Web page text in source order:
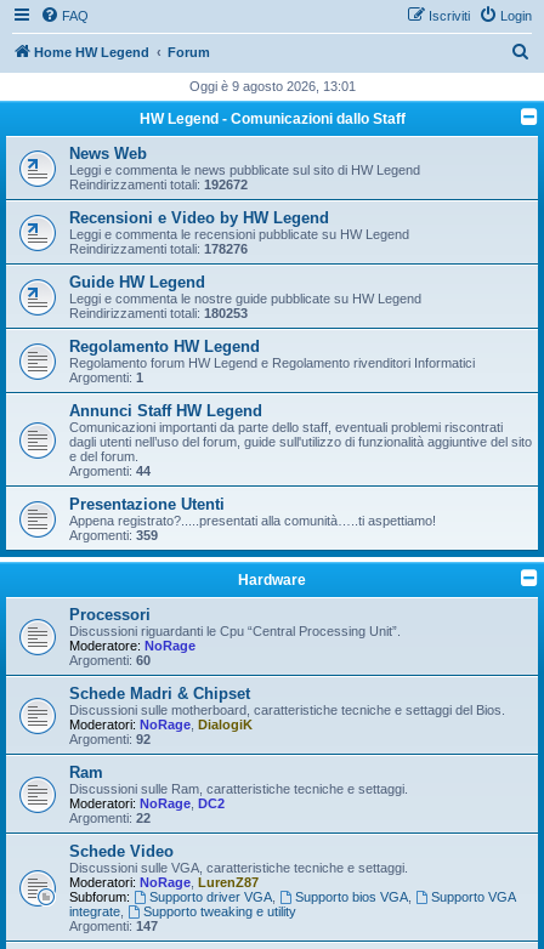
FAQ Login
Iscriviti
Home HW Legend Forum
r
c
Oggi è 9 agosto 2026, 13:01
HW Legend - Comunicazioni dallo Staff
News Web
Leggi e commenta le news pubblicate sul sito di HW Legend
Reindirizzamenti totali: 192672
Recensioni e Video by HW Legend
Leggi e commenta le recensioni pubblicate su HW Legend
Reindirizzamenti totali: 178276
Guide HW Legend
Leggi e commenta le nostre guide pubblicate su HW Legend
Reindirizzamenti totali: 180253
Regolamento HW Legend
Regolamento forum HW Legend e Regolamento rivenditori Informatici
Argomenti: 1
Annunci Staff HW Legend
Comunicazioni importanti da parte dello staff, eventuali problemi riscontrati
dagli utenti nell’uso del forum, guide sull'utilizzo di funzionalità aggiuntive del sito
e del forum.
Argomenti: 44
Presentazione Utenti
Appena registrato?.....presentati alla comunità…..ti aspettiamo!
Argomenti: 359
Hardware
Processori
Discussioni riguardanti le Cpu “Central Processing Unit”.
Moderatore: NoRage
Argomenti: 60
Schede Madri & Chipset
Discussioni sulle motherboard, caratteristiche tecniche e settaggi del Bios.
Moderatori: NoRage DialogiK
Argomenti: 92
Ram
Discussioni sulle Ram, caratteristiche tecniche e settaggi.
Moderatori: NoRage DC2
Argomenti: 22
Schede Video
Discussioni sulle VGA, caratteristiche tecniche e settaggi.
Moderatori: NoRage LurenZ87
Subforum:
Supporto driver VGA, Supporto bios VGA,
Supporto VGA
integrate
Supporto tweaking e utility
Argomenti: 147